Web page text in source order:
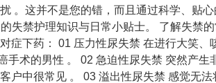
。这并不是您的错，而且通过科学、贴
失禁护理知识与日常小贴士。 了解失禁
症下药： 01 压力性尿失禁 在进行大笑、
术的男性 。 02 急迫性尿失禁 突然产生
户中很常见 。 03 溢出性尿失禁 感觉无法